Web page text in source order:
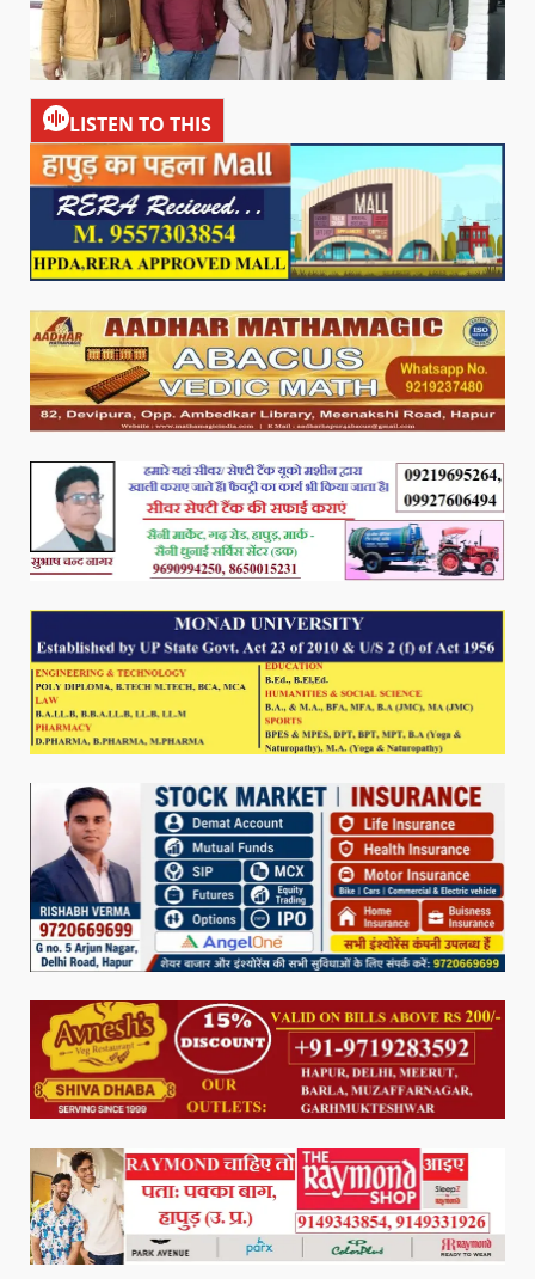
LISTEN TO THIS